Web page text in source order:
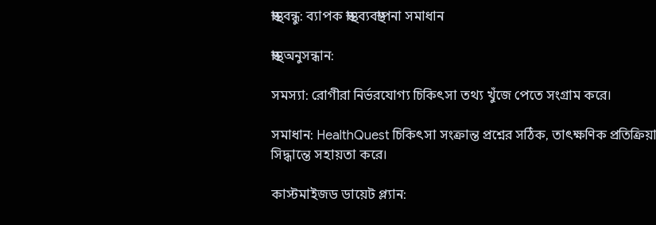
স্বাস্থ্য বন্ধু: ব্যাপক স্বাস্থ্য ব্যবস্থাপনা সমাধান
স্বাস্থ্য অনুসন্ধান:
সমস্যা: রোগীরা নির্ভরযোগ্য চিকিৎসা তথ্য খুঁজে পেতে সংগ্রাম করে।
সমাধান: HealthQuest চিকিৎসা সংক্রান্ত প্রশ্নের সঠিক, তাৎক্ষণিক প্রতিক্রিয়া
সিদ্ধান্তে সহায়তা করে।
কাস্টমাইজড ডায়েট প্ল্যান: